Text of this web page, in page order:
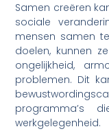
Samen creëren
sociale
mensen samen
doelen, kunnen
ongelijkheid,
problemen. Dit
programma’s
werkgelegenheid.